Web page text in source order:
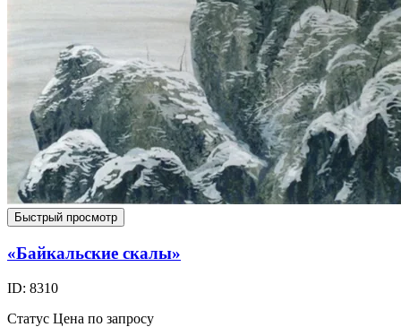
Быстрый просмотр
«Байкальские скалы»
ID: 8310
Статус Цена по запросу